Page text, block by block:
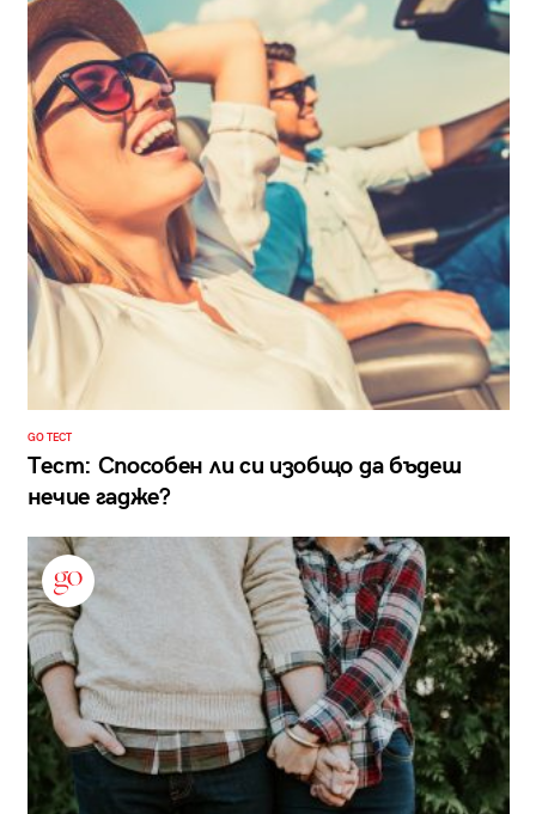
GO ТЕСТ
Тест: Способен ли си изобщо да бъдеш
нечие гадже?